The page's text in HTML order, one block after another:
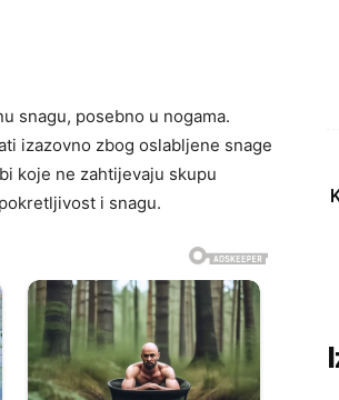
snagu, posebno u nogama.
izazovno zbog oslabljene snage
koje ne zahtijevaju skupu
i snagu.